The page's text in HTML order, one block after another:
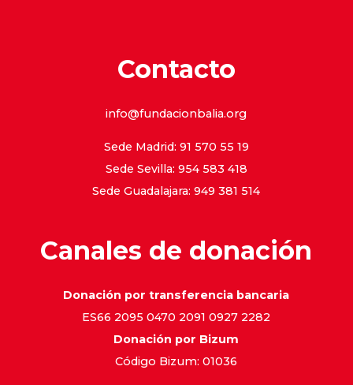
Contacto
info@fundacionbalia.org
Sede Madrid: 91 570 55 19
Sede Sevilla: 954 583 418
Sede Guadalajara: 949 381 514
Canales de donación
Donación por transferencia bancaria
ES66 2095 0470 2091 0927 2282
Donación por Bizum
Código Bizum: 01036